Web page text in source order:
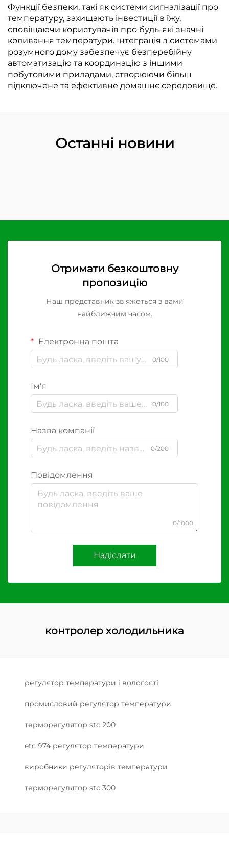
Функції безпеки, такі як системи сигналізації про
температуру, захищають інвестиції в їжу,
сповіщаючи користувачів про будь-які значні
коливання температури. Інтеграція з системами
розумного дому забезпечує безперебійну
автоматизацію та координацію з іншими
побутовими приладами, створюючи більш
підключене та ефективне домашнє середовище.
Останні новини
Отримати безкоштовну
пропозицію
Наш представник зв'яжеться з вами
найближчим часом.
Електронна пошта
0/100
Ім'я
0/100
Назва компанії
0/200
Повідомлення
0/1000
Надіслати
контролер холодильника
регулятор температури і вологості
промисловий регулятор температури
терморегулятор stc 200
etc 974 регулятор температури
виробники регуляторів температури
терморегулятор stc 300